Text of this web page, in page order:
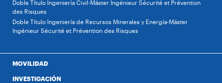
Doble Título Ingeniería Civil-Máster Ingénieur Sécurité et Prévention
des Risques
Doble Título Ingeniería de Recursos Minerales y Energía-Máster
Ingénieur Sécurité et Prévention des Risques
MOVILIDAD
INVESTIGACIÓN